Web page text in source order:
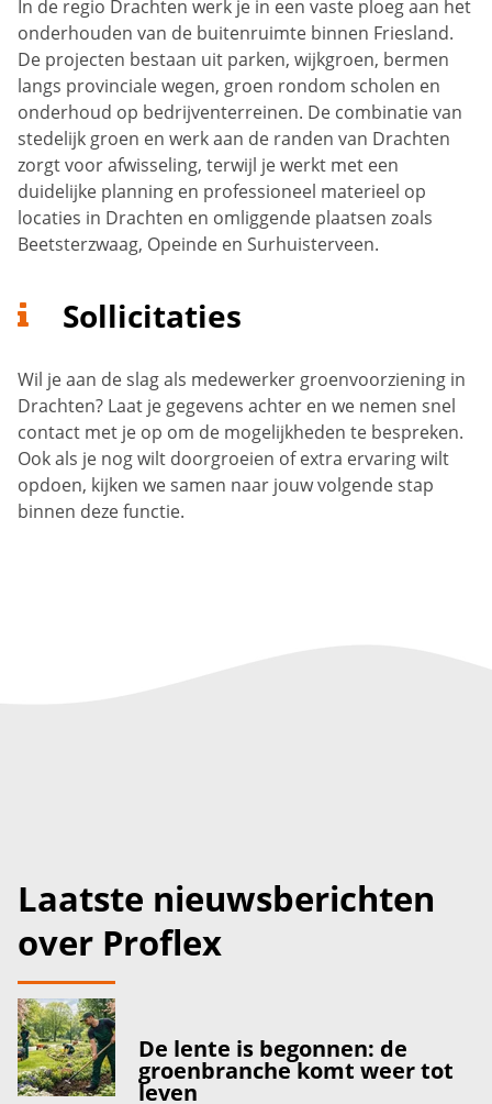
In de regio Drachten werk je in een vaste ploeg aan het
onderhouden van de buitenruimte binnen Friesland.
De projecten bestaan uit parken, wijkgroen, bermen
langs provinciale wegen, groen rondom scholen en
onderhoud op bedrijventerreinen. De combinatie van
stedelijk groen en werk aan de randen van Drachten
zorgt voor afwisseling, terwijl je werkt met een
duidelijke planning en professioneel materieel op
locaties in Drachten en omliggende plaatsen zoals
Beetsterzwaag, Opeinde en Surhuisterveen.
Sollicitaties
Wil je aan de slag als medewerker groenvoorziening in
Drachten? Laat je gegevens achter en we nemen snel
contact met je op om de mogelijkheden te bespreken.
Ook als je nog wilt doorgroeien of extra ervaring wilt
opdoen, kijken we samen naar jouw volgende stap
binnen deze functie.
Laatste nieuwsberichten
over Proflex
De lente is begonnen: de
groenbranche komt weer tot
leven